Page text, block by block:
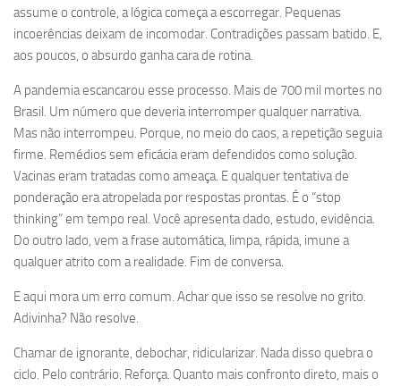
assume o controle, a lógica começa a escorregar. Pequenas
incoerências deixam de incomodar. Contradições passam batido. E,
aos poucos, o absurdo ganha cara de rotina.
A pandemia escancarou esse processo. Mais de 700 mil mortes no
Brasil. Um número que deveria interromper qualquer narrativa.
Mas não interrompeu. Porque, no meio do caos, a repetição seguia
firme. Remédios sem eficácia eram defendidos como solução.
Vacinas eram tratadas como ameaça. E qualquer tentativa de
ponderação era atropelada por respostas prontas. É o “stop
thinking” em tempo real. Você apresenta dado, estudo, evidência.
Do outro lado, vem a frase automática, limpa, rápida, imune a
qualquer atrito com a realidade. Fim de conversa.
E aqui mora um erro comum. Achar que isso se resolve no grito.
Adivinha? Não resolve.
Chamar de ignorante, debochar, ridicularizar. Nada disso quebra o
ciclo. Pelo contrário. Reforça. Quanto mais confronto direto, mais o